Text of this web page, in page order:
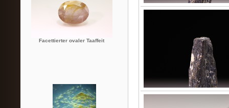
Facettierter ovaler Taaffeit